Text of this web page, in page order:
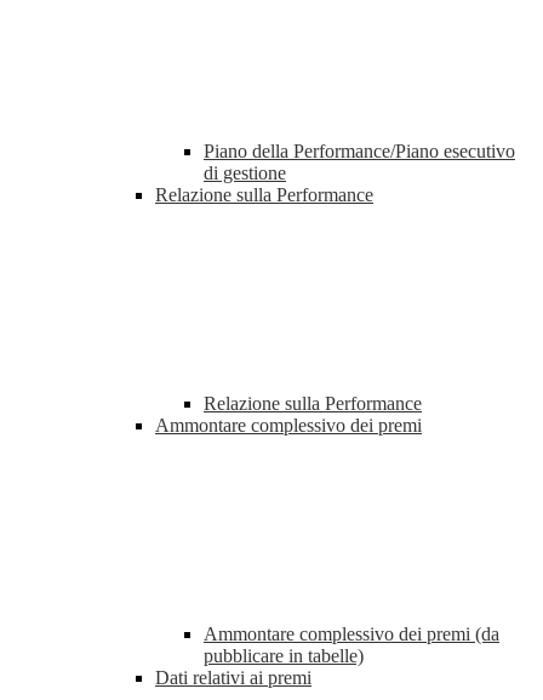
Piano della Performance/Piano esecutivo
di gestione
Relazione sulla Performance
Relazione sulla Performance
Ammontare complessivo dei premi
Ammontare complessivo dei premi (da
pubblicare in tabelle)
Dati relativi ai premi